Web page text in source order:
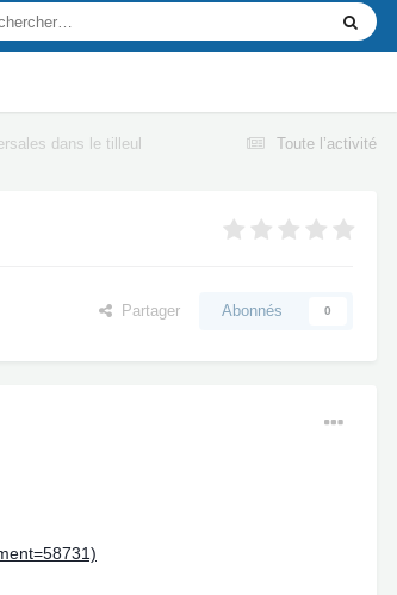
Toute l’activité
dans le tilleul
Partager Abonnés 0